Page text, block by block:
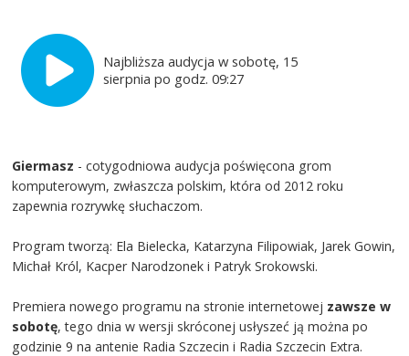
Najbliższa audycja w sobotę, 15
sierpnia po godz. 09:27
Giermasz - cotygodniowa audycja poświęcona grom
komputerowym, zwłaszcza polskim, która od 2012 roku
zapewnia rozrywkę słuchaczom.
Program tworzą: Ela Bielecka, Katarzyna Filipowiak, Jarek Gowin,
Michał Król, Kacper Narodzonek i Patryk Srokowski.
Premiera nowego programu na stronie internetowej zawsze w
sobotę, tego dnia w wersji skróconej usłyszeć ją można po
godzinie 9 na antenie Radia Szczecin i Radia Szczecin Extra.